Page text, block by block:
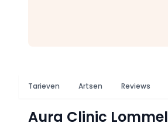
Tarieven Artsen Reviews
Aura Clinic Lommel